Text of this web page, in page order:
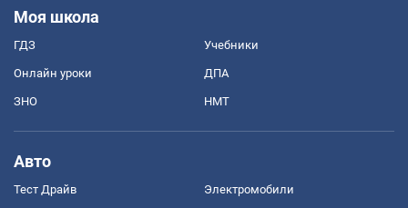
Моя школа
ГДЗ Учебники
Онлайн уроки ДПА
ЗНО НМТ
Авто
Тест Драйв Электромобили